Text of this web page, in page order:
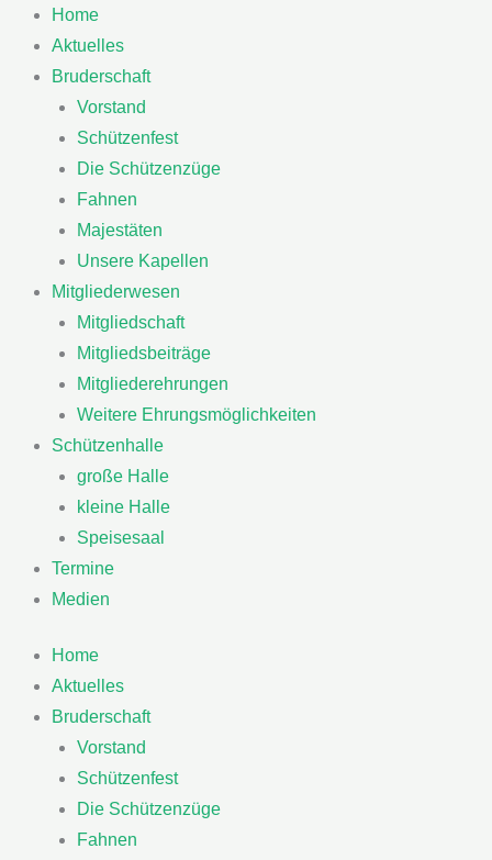
Inhalt
springen
Home
Aktuelles
Bruderschaft
Vorstand
Schützenfest
Die Schützenzüge
Fahnen
Majestäten
Unsere Kapellen
Mitgliederwesen
Mitgliedschaft
Mitgliedsbeiträge
Mitgliederehrungen
Weitere Ehrungsmöglichkeiten
Schützenhalle
große Halle
kleine Halle
Speisesaal
Termine
Medien
Home
Aktuelles
Bruderschaft
Vorstand
Schützenfest
Die Schützenzüge
Fahnen